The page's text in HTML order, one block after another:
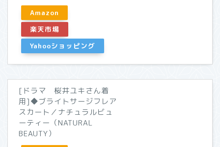
Amazon
楽天市場
Yahooショッピング
[ドラマ 桜井ユキさん着
用]◆ブライトサージフレア
スカート／ナチュラルビュ
ーティー（NATURAL
BEAUTY）